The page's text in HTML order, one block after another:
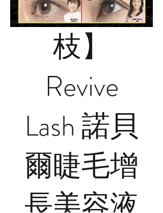
枝】
Revive
Lash 諾貝
爾睫毛增